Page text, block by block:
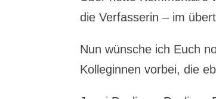
die Verfasserin – im
Nun wünsche ich Euch
Kolleginnen vorbei, die